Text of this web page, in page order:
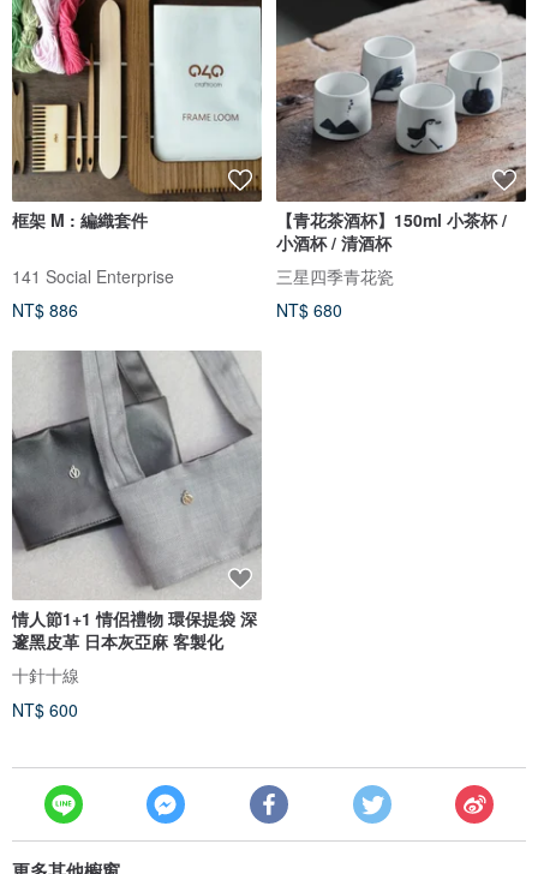
框架 M : 編織套件
141 Social Enterprise
NT$ 886
【青花茶酒杯】150ml 小茶杯 /
小酒杯 / 清酒杯
三星四季青花瓷
NT$ 680
情人節1+1 情侶禮物 環保提袋 深
邃黑皮革 日本灰亞麻 客製化
十針十線
NT$ 600